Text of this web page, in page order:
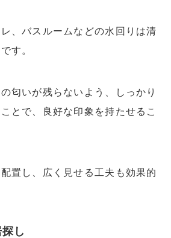
、バスルームなどの水回りは清
す。
匂いが残らないよう、しっかり
とで、良好な印象を持たせるこ
置し、広く見せる工夫も効果的
し